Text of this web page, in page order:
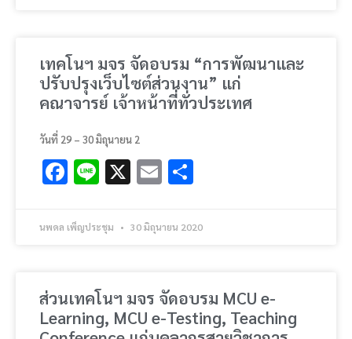
เทคโนฯ มจร จัดอบรม “การพัฒนาและ
ปรับปรุงเว็บไซต์ส่วนงาน” แก่
คณาจารย์ เจ้าหน้าที่ทั่วประเทศ
วันที่ 29 – 30 มิถุนายน 2
Facebook
Line
X Email
นพดล เพ็ญประชุม 30 มิถุนายน 2020
ส่วนเทคโนฯ มจร จัดอบรม MCU e-
Learning, MCU e-Testing, Teaching